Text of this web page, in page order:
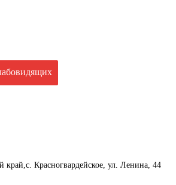
край,с. Красногвардейское, ул. Ленина, 44